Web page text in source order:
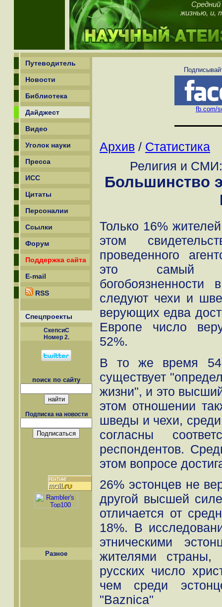
жизнью, и,
Путеводитель
Новости
Библиотека
Дайджест
Видео
Уголок науки
Пресса
ИСС
Цитаты
Персоналии
Ссылки
Форум
Поддержка сайта
E-mail
RSS
Спецпроекты
СкепсиС
Номер 2.
поиск по сайту
Подписка на новости
Разное
fb.com/
Архив / Статистика
Религия и
Большинство
Только 16%
этом
проведенного
это самый
следуют чехи и
верующих едва
Европе число
52%.
В то же время 54
существует
жизни", и это
этом отношении
шведы и чехи,
согласны
респондентов.
этом вопросе
26% эстонцев не
другой высшей
отличается от
18%. В
этническими
жителями страны,
русских число
чем среди
"Baznica"